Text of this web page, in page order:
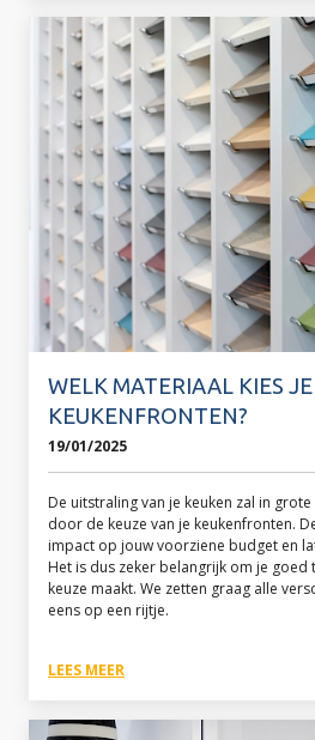
WELK MATERIAAL KIES
KEUKENFRONTEN?
19/01/2025
De uitstraling van je keuken zal in
door de keuze van je keukenfronten.
impact op jouw voorziene budget en
Het is dus zeker belangrijk om je
keuze maakt. We zetten graag alle
eens op een rijtje.
LEES MEER